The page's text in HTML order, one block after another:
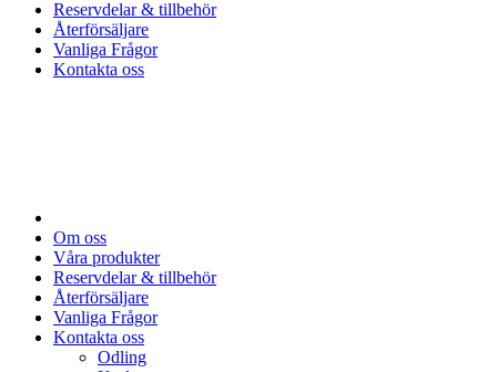
Reservdelar & tillbehör
Återförsäljare
Vanliga Frågor
Kontakta oss
Om oss
Våra produkter
Reservdelar & tillbehör
Återförsäljare
Vanliga Frågor
Kontakta oss
Odling